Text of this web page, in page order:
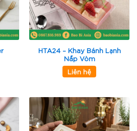
HTA24 – Khay Bánh Lạnh
Nắp Vòm
Liên hệ